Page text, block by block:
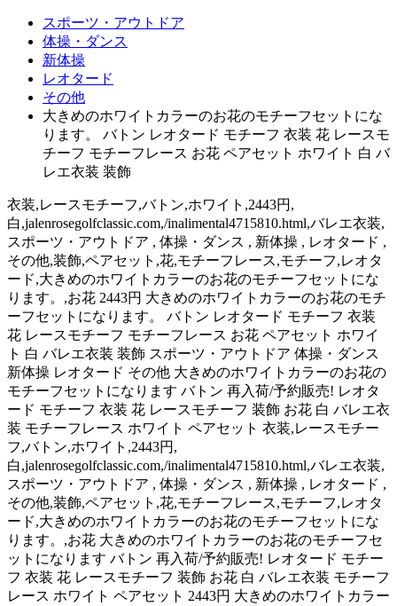
スポーツ・アウトドア
体操・ダンス
新体操
レオタード
その他
大きめのホワイトカラーのお花のモチーフセットにな
ります。 バトン レオタード モチーフ 衣装 花 レースモ
チーフ モチーフレース お花 ペアセット ホワイト 白 バ
レエ衣装 装飾
衣装,レースモチーフ,バトン,ホワイト,2443円,
白,jalenrosegolfclassic.com,/inalimental4715810.html,バレエ衣装,
スポーツ・アウトドア , 体操・ダンス , 新体操 , レオタード ,
その他,装飾,ペアセット,花,モチーフレース,モチーフ,レオタ
ード,大きめのホワイトカラーのお花のモチーフセットにな
ります。,お花 2443円 大きめのホワイトカラーのお花のモチ
ーフセットになります。 バトン レオタード モチーフ 衣装
花 レースモチーフ モチーフレース お花 ペアセット ホワイ
ト 白 バレエ衣装 装飾 スポーツ・アウトドア 体操・ダンス
新体操 レオタード その他 大きめのホワイトカラーのお花の
モチーフセットになります バトン 再入荷/予約販売! レオタ
ード モチーフ 衣装 花 レースモチーフ 装飾 お花 白 バレエ衣
装 モチーフレース ホワイト ペアセット 衣装,レースモチー
フ,バトン,ホワイト,2443円,
白,jalenrosegolfclassic.com,/inalimental4715810.html,バレエ衣装,
スポーツ・アウトドア , 体操・ダンス , 新体操 , レオタード ,
その他,装飾,ペアセット,花,モチーフレース,モチーフ,レオタ
ード,大きめのホワイトカラーのお花のモチーフセットにな
ります。,お花 大きめのホワイトカラーのお花のモチーフセ
ットになります バトン 再入荷/予約販売! レオタード モチー
フ 衣装 花 レースモチーフ 装飾 お花 白 バレエ衣装 モチーフ
レース ホワイト ペアセット 2443円 大きめのホワイトカラー